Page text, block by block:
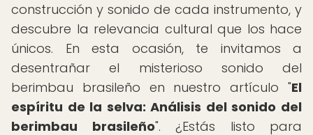
construcción y sonido de cada instrumento, y
descubre la relevancia cultural que los hace
únicos. En esta ocasión, te invitamos a
desentrañar el misterioso sonido del
berimbau brasileño en nuestro artículo "El
espíritu de la selva: Análisis del sonido del
berimbau brasileño". ¿Estás listo para